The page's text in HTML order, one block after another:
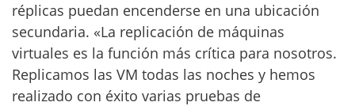
réplicas puedan encenderse en una ubicación
secundaria. «La replicación de máquinas
virtuales es la función más crítica para nosotros.
Replicamos las VM todas las noches y hemos
realizado con éxito varias pruebas de